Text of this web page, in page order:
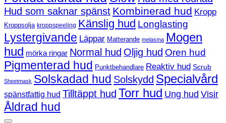
Hud som saknar spänst Kombinerad hud Kropp
Kroppsolja kroppspeeling Känslig hud Longlasting
Lystergivande Läppar Matterande melasma Mogen
hud mörka ringar Normal hud Oljig hud Oren hud
Pigmenterad hud Punktbehandlare Reaktiv hud Scrub
Sheetmask Solskadad hud Solskydd Specialvård
spänstfattig hud Tilltäppt hud Torr hud Ung hud Visir
Åldrad hud